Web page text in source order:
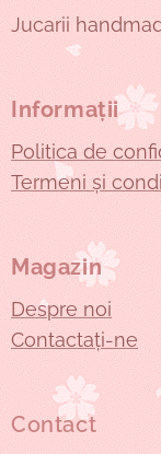
Jucarii
Informații
Politica de
Termeni și
Magazin
Despre noi
Contactați-ne
Contact